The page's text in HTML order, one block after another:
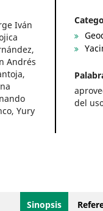
Iván
Andrés
Yury
del
Sinopsis